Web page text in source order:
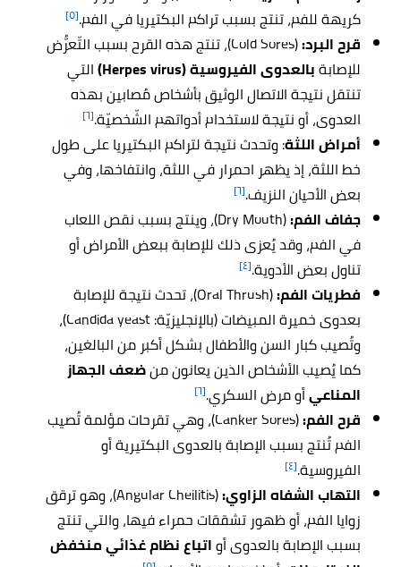
كريهة للفم، تنتج بسبب تراكم البكتيريا في الفم.[٥]
قرح البرد:
(Cold Sores)، تنتج هذه القرح بسبب التّعرُّض
للإصابةبالعدوى الفيروسية (Herpes virus)
التي
تنتقل نتيجة الاتصال الوثيق بأشخاص مُصابين بهذه
العدوى، أو نتيجة لاستخدام أدواتهم الشّخصيّة.[٦]
أمراض اللثة: وتحدث نتيجة لتراكم البكتيريا على طول
خط اللثة، إذ يظهر احمرار في اللثة، وانتفاخها، وفي
بعض الأحيان النزيف.[٦]
جفاف الفم:
(Dry Mouth)، وينتج بسبب نقص اللعاب
في الفم، وقد يُعزى ذلك للإصابة ببعض الأمراض أو
تناول بعض الأدوية.[٤]
فطريات الفم:
(Oral Thrush)، تحدث نتيجة للإصابة
بعدوى خميرة المبيضات (بالإنجليزيّة: Candida yeast)،
وتُصيب كبار السن والأطفال بشكل أكبر من البالغين،
كما يُصيب الأشخاص الذين يعانون منضعف الجهاز
المناعيأو مرض السكري.[٦]
قرح الفم:
(Canker Sores)، وهي تقرحات مؤلمة تُصيب
الفم تُنتج بسبب الإصابة بالعدوى البكتيرية أو
الفيروسية.[٤]
التهاب الشفاه الزاوي:
(Angular Cheilitis)، وهو ترقق
زوايا الفم، أو ظهور تشققات حمراء فيها، والتي تنتج
بسبب الإصابة بالعدوى أواتباع نظام غذائي منخفض